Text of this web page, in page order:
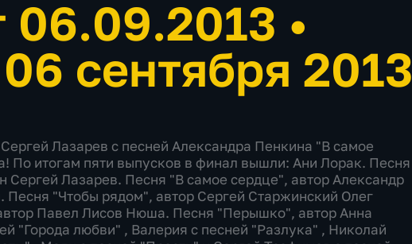
06.09.2013 •
сентября 2013
Лазарев с песней Александра Пенкина "В самое
По итогам пяти выпусков в финал вышли: Ани Лорак. Песня
Сергей Лазарев. Песня "В самое сердце", автор Александр
"Чтобы рядом", автор Сергей Старжинский Олег
Павел Лисов Нюша. Песня "Перышко", автор Анна
"Города любви" , Валерия с песней "Разлука" , Николай